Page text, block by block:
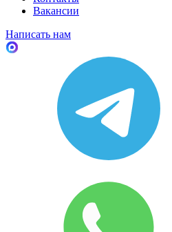
Вакансии
Написать нам